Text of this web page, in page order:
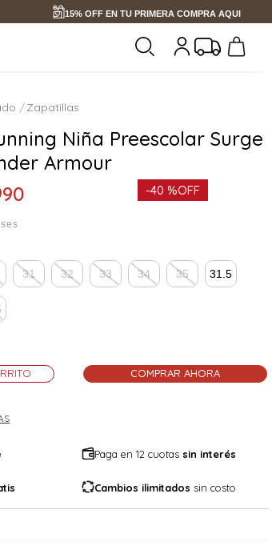
15% OFF EN TU PRIMERA COMPRA AQUI
Zapatillas
Niña Preescolar Surge
Armour
-40 %OFF
31 32 33 34 35 31.5
COMPRAR AHORA
Paga en 12 cuotassin interés
Cambios ilimitados sin costo